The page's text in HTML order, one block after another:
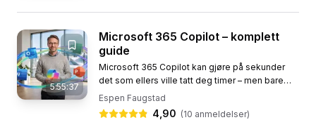
5:55:37
Microsoft 365 Copilot – komplett
guide
Microsoft 365 Copilot kan gjøre på sekunder
det som ellers ville tatt deg timer – men bare
hvis du vet hvordan du bruker den riktig. I dette
norske kurset...
Espen Faugstad
4,90 (10 anmeldelser)